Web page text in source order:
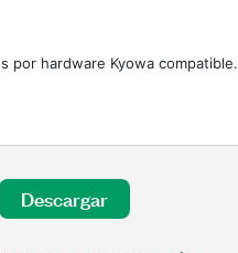
por hardware Kyowa compatible.
Descargar